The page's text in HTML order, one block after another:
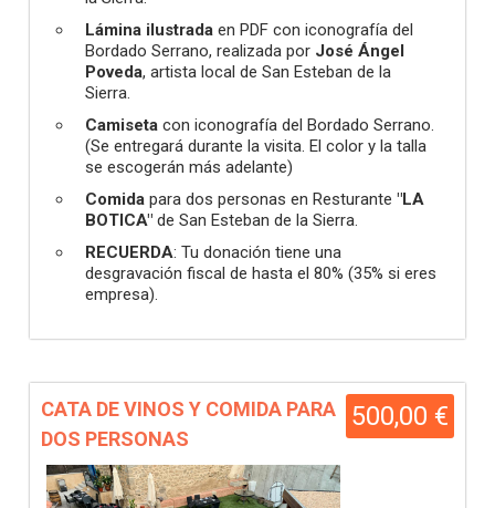
Lámina ilustrada en PDF con iconografía del
Bordado Serrano, realizada por José Ángel
Poveda, artista local de San Esteban de la
Sierra.
Camiseta con iconografía del Bordado Serrano.
(Se entregará durante la visita. El color y la talla
se escogerán más adelante)
Comida para dos personas en Resturante "LA
BOTICA" de San Esteban de la Sierra.
RECUERDA: Tu donación tiene una
desgravación fiscal de hasta el 80% (35% si eres
empresa).
500,00 €
CATA DE VINOS Y COMIDA PARA
DOS PERSONAS